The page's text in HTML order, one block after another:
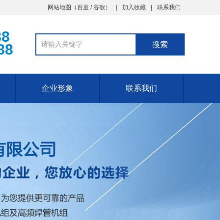
网站地图（百度 /谷歌 ） 加入收藏 联系我们
企业形象 联系我们